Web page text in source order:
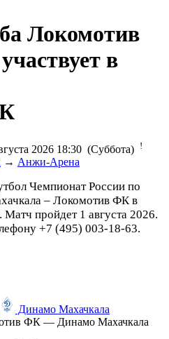
2026 18:30 (Суббота) !
→ Анжи-Арена
Чемпионат России по
– Локомотив ФК в
пройдет 1 августа 2026.
+7 (495) 003-18-63.
Динамо Махачкала
ФК — Динамо Махачкала